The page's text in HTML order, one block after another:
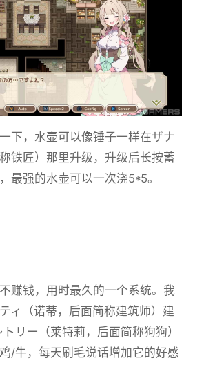
下，水壶可以像锤子一样在ザナ
铁匠）那里升级，升级后长按蓄
最强的水壶可以一次浇5*5。
赚钱，用时最久的一个系统。我
ィ（诺蒂，后面简称建筑师）建
リー（莱特莉，后面简称狗狗）
/牛，每天刷毛说话增加它的好感